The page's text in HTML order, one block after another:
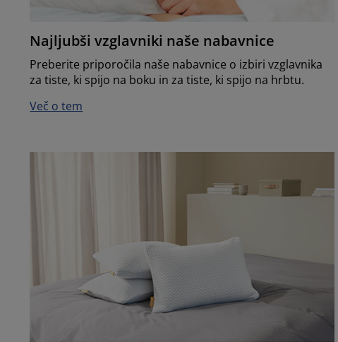
Najljubši vzglavniki naše nabavnice
Preberite priporočila naše nabavnice o izbiri vzglavnika
za tiste, ki spijo na boku in za tiste, ki spijo na hrbtu.
Več o tem